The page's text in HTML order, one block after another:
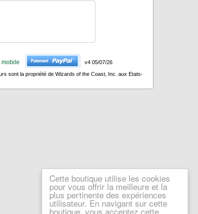
Cette boutique utilise les cookies
pour vous offrir la meilleure et la
plus pertinente des expériences
utilisateur. En navigant sur cette
boutique, vous acceptez cette
mobile
v4 05/07/26
sont la propriété de Wizards of the Coast, Inc. aux Etats-